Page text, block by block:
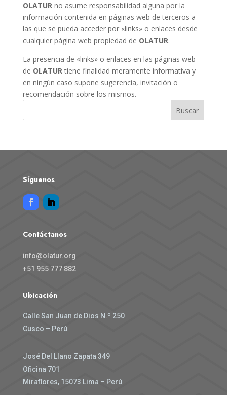
OLATURno asume responsabilidad alguna por la
información contenida en páginas web de terceros a
las que se pueda acceder por «links» o enlaces desde
cualquier página web propiedad de OLATUR.
La presencia de «links» o enlaces en las páginas web
de OLATURtiene finalidad meramente informativa y
en ningún caso supone sugerencia, invitación o
recomendación sobre los mismos.
Buscar
Síguenos
Contáctanos
info@olatur.org
+51 955 777 882
Ubicación
Calle San Juan de Dios N.º 250
Cusco – Perú
José Del Llano Zapata 349
Oficina 701
Miraflores, 15073 Lima – Perú